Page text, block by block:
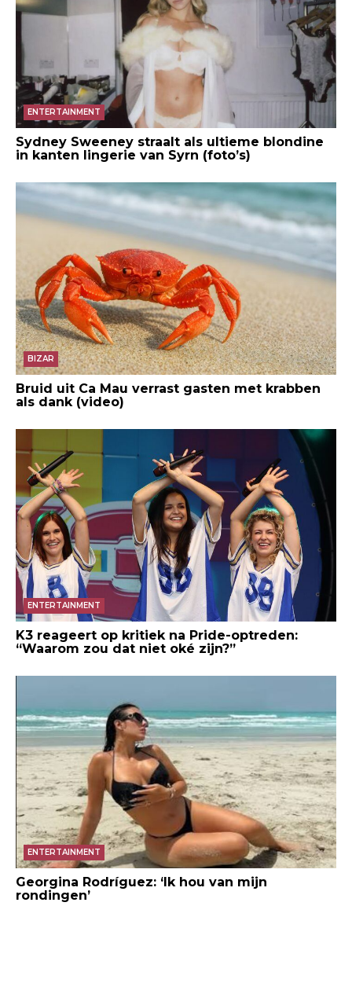
ENTERTAINMENT
Sydney Sweeney straalt als ultieme blondine
in kanten lingerie van Syrn (foto’s)
BIZAR
Bruid uit Ca Mau verrast gasten met krabben
als dank (video)
ENTERTAINMENT
K3 reageert op kritiek na Pride-optreden:
“Waarom zou dat niet oké zijn?”
ENTERTAINMENT
Georgina Rodríguez: ‘Ik hou van mijn
rondingen’